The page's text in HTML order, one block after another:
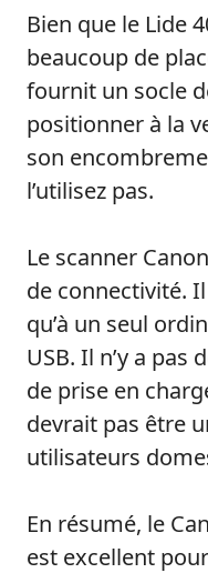
Bien que le Lide
beaucoup de
fournit un socle
positionner à la
son
l’utilisez pas.
Le scanner
de connectivité.
qu’à un seul
USB. Il n’y a pas
de prise en
devrait pas être
utilisateurs
En résumé, le
est excellent